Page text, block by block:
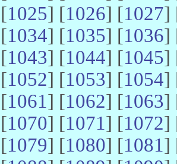
1025] [1026] [1027]
1034] [1035] [1036]
1043] [1044] [1045]
1052] [1053] [1054]
1061] [1062] [1063]
1070] [1071] [1072]
1079] [1080] [1081]